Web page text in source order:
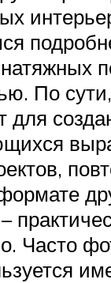
По
для
Часто